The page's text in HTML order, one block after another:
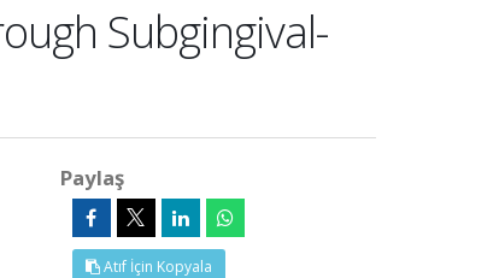
Subgingival-
Paylaş
Atıf İçin Kopyala